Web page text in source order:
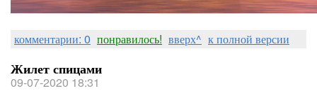
комментарии: 0 понравилось! вверх^ к полной версии
Жилет спицами
09-07-2020 18:31